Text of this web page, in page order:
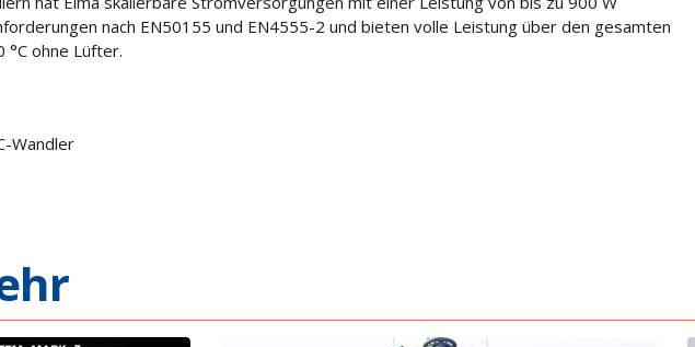
nach EN50155 und EN4555-2 und bieten volle Leistung über den gesamten
ohne Lüfter.
Wandler